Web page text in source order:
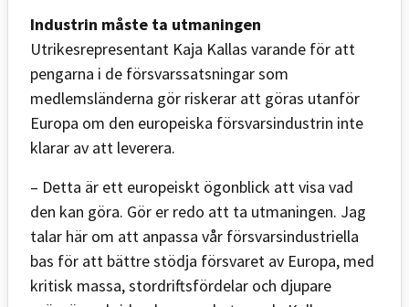
Industrin måste ta utmaningen
Utrikesrepresentant Kaja Kallas varande för att
pengarna i de försvarssatsningar som
medlemsländerna gör riskerar att göras utanför
Europa om den europeiska försvarsindustrin inte
klarar av att leverera.
– Detta är ett europeiskt ögonblick att visa vad
den kan göra. Gör er redo att ta utmaningen. Jag
talar här om att anpassa vår försvarsindustriella
bas för att bättre stödja försvaret av Europa, med
kritisk massa, stordriftsfördelar och djupare